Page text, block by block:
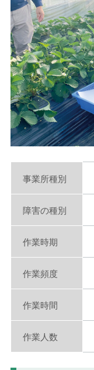
事業所種別
障害の種別
作業時期
作業頻度
作業時間
作業人数